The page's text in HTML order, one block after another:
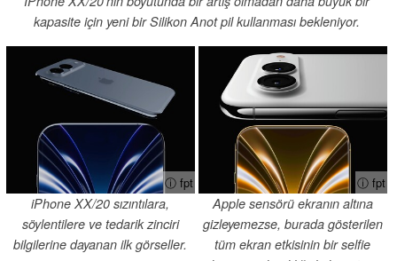
kapasite için yeni bir Silikon Anot pil kullanması bekleniyor.
ⓘ fpt
iPhone XX/20 sızıntılara,
söylentilere ve tedarik zinciri
bilgilerine dayanan ilk görseller.
ⓘ fpt
Apple sensörü ekranın altına
gizleyemezse, burada gösterilen
tüm ekran etkisinin bir selfie